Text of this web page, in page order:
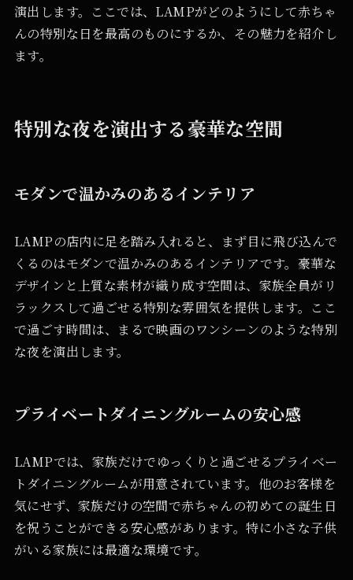
演出します。ここでは、LAMPがどのようにして赤ちゃ
んの特別な日を最高のものにするか、その魅力を紹介し
ます。
特別な夜を演出する豪華な空間
モダンで温かみのあるインテリア
LAMPの店内に足を踏み入れると、まず目に飛び込んで
くるのはモダンで温かみのあるインテリアです。豪華な
デザインと上質な素材が織り成す空間は、家族全員がリ
ラックスして過ごせる特別な雰囲気を提供します。ここ
で過ごす時間は、まるで映画のワンシーンのような特別
な夜を演出します。
プライベートダイニングルームの安心感
LAMPでは、家族だけでゆっくりと過ごせるプライベー
トダイニングルームが用意されています。他のお客様を
気にせず、家族だけの空間で赤ちゃんの初めての誕生日
を祝うことができる安心感があります。特に小さな子供
がいる家族には最適な環境です。